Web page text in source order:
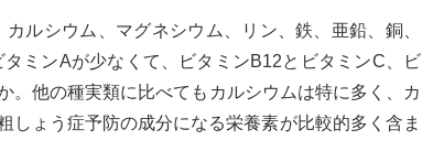
ルシウム、マグネシウム、リン、鉄、亜鉛、銅、
ミンAが少なくて、ビタミンB12とビタミンC、ビ
。他の種実類に比べてもカルシウムは特に多く、カ
ょう症予防の成分になる栄養素が比較的多く含ま